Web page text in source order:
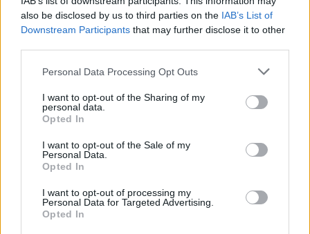
also be disclosed by us to third parties on the IAB’s List of
Downstream Participants that may further disclose it to other
Please note that this website/app uses one or more Google
not limited to your visit or usage behaviour. You may click to
grant or deny consent to Google and its third-party tags to
use your data for below specified purposes in below Google
consent section.
Personal Data Processing Opt Outs
I want to opt-out of the Sharing of my
personal data.
Opted In
I want to opt-out of the Sale of my
Personal Data.
Opted In
I want to opt-out of processing my
Personal Data for Targeted Advertising.
Opted In
dépend également des objets et de leur localisation.
Jusqu'à 6 heures, les piles et les corps étrangers
pointus dans l'œsophage doivent être retirés.
Jusqu'à 24 heures, les petits corps étrangers
contondants dans l'œsophage et les aimants, les
piles, les objets pointus ou longs (> 5-6 cm - ceux
qui pourraient se coincer dans la flexion
Les corps étrangers de taille moyenne (< 5 cm de